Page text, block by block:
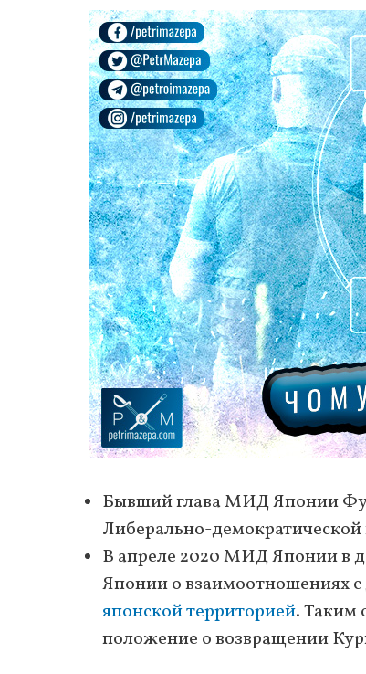
Бывший глава МИД Японии
Либерально-демократической
В апреле 2020 МИД Японии в
Японии о взаимоотношениях
японской территорией. Таким
положение о возвращении